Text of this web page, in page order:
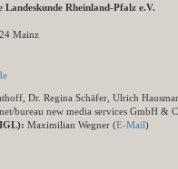
Rheinland-Pfalz e.V.
Mainz
Dr. Regina Schäfer, Ulrich
net/bureau new media services GmbH &
Maximilian Wegner (E-Mail)